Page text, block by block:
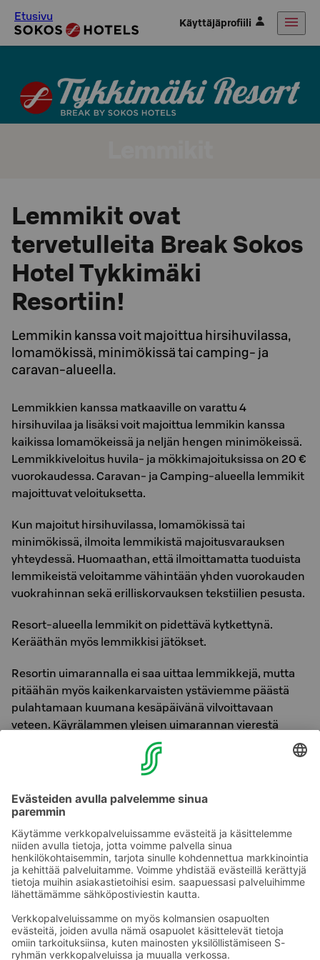
Etusivu Käyttäjäprofiili
Lemmikit ovat
tervetulleita Break Sokos
Hotel Tykkimäki
Resortiin!
Lemmikin kanssa voit majoittua hirsihuvilassa,
lomamökissä, minimökissä tai camping- ja
caravan-alueella.
Lemmikkien kanssa matkaaville on varattu 4
hirsihuvilaa ja lisäksi voit majoittua lemmikin kanssa
kaikissa lomamökeissä ja neljän hengen minimökeissä.
Lemmikkiveloitus huvila- ja mökkimajoituksissa on 20 €
vuorokaudessa. Caravan- ja Camping-alueella lemmikit
majoittuvat veloituksetta.
Kun majoitut hirsihuvilassa, lomamökissä tai
minimökissä, ilmoita lemmikistä majoitusvarauksen
yhteydessä. Huomaathan, että ilmoittamatta tuoduista
lemmikeistä veloitamme vähintään yhden vuorokauden
vuokrahinnan sekä erilliskorvauksen tekstiilien pesusta.
Resort-alueella lemmikit on pidettävä kytkettynä.
Kerääthän myös lemmikkisi jätökset.
Resortin uimarannalla ei saa uittaa lemmikkejä, mutta
pitäähän myös kaikenkarvaisten ystäviemme päästä
pulahtamaan kuumana kesäpäivänä vilvoittavaan
veteen. Käyrälammen yleisen uimarannan vierestä
löytyykin oma aidattu alue ja uimaranta koirille.
Lue lisää lemmikin kanssa matkustamisesta.
Onko sinulla S-Card?
S-Card-asiakkaiden lemmikit majoittuvat veloituksetta
Sokos-hotelleissa. Katso kaikki edut!
Ota yhteyttä
Sokos Hotels uutiskirje